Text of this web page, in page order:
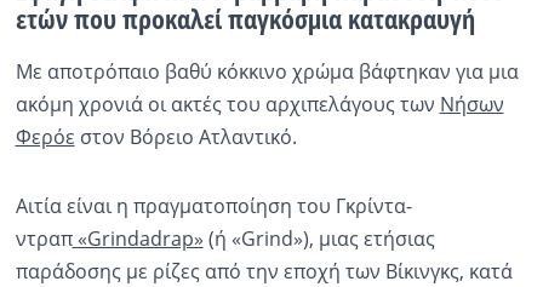
Εκπομπές
Πολιτισμός
ετών που προκαλεί παγκόσμια κατακραυγή
Με αποτρόπαιο βαθύ κόκκινο χρώμα βάφτηκαν για μια
ακόμη χρονιά οι ακτές του αρχιπελάγους των Νήσων
Φερόε στον Βόρειο Ατλαντικό.
Αιτία είναι η πραγματοποίηση του Γκρίντα-
ντραπ«Grindadrap» (ή «Grind»), μιας ετήσιας
παράδοσης με ρίζες από την εποχή των Βίκινγκς, κατά